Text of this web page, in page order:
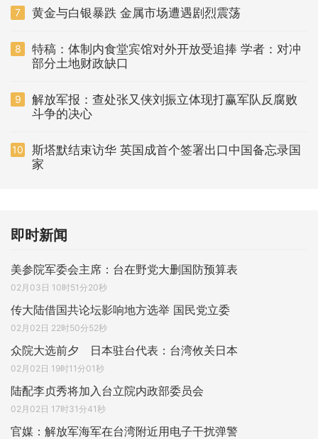
7 黄金与白银暴跌 金属市场遭遇剧烈震荡
8
特稿：体制内食堂宾馆对外开放受追捧 学者：对冲
部分土地财政缺口
9
解放军报：查处张又侠刘振立体现打赢军队反腐败
斗争的决心
10
斯塔默结束访华 英国成首个签署出口中国备忘录国
家
即时新闻
美参院军委会主席：台在野党大删国防预算表
02月03日 10时51分20秒
传大陆借国共论坛影响地方选举 国民党立委
02月02日 22时50分52秒
众院大选前夕 日本驻台代表：台湾攸关日本
02月02日 19时11分01秒
陆配李贞秀将加入台立院内政部委员会
02月02日 17时31分41秒
官媒：解放军海军在台湾附近用电子干扰弹警